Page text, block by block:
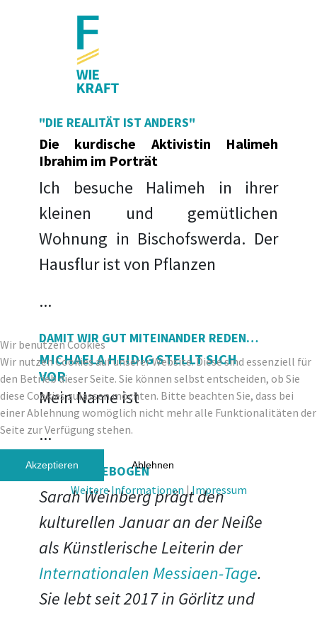
"DIE REALITÄT IST ANDERS"
Die kurdische Aktivistin Halimeh
Ibrahim im Porträt
Ich besuche Halimeh in ihrer
kleinen und gemütlichen
Wohnung in Bischofswerda. Der
Hausflur ist von Pflanzen
...
DAMIT WIR GUT MITEINANDER REDEN…
MICHAELA HEIDIG STELLT SICH
VOR
Mein Name ist
...
F WIE FRAGEBOGEN
Sarah Weinberg prägt den
kulturellen Januar an der Neiße
als Künstlerische Leiterin der
Internationalen Messiaen-Tage.
Sie lebt seit 2017 in Görlitz und
Wir benutzen Cookies
Wir nutzen Cookies auf unserer Website. Diese sind essenziell für
den Betrieb dieser Seite. Sie können selbst entscheiden, ob Sie
diese Cookies zulassen möchten. Bitte beachten Sie, dass bei
einer Ablehnung womöglich nicht mehr alle Funktionalitäten der
Seite zur Verfügung stehen.
Akzeptieren Ablehnen
Weitere Informationen |Impressum